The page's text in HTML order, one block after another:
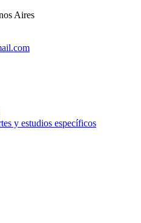
Aires
y estudios específicos